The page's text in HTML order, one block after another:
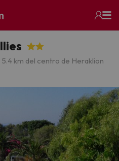
5.4 km del centro de Heraklion